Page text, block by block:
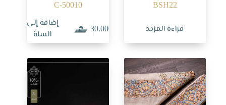
BSH22
قراءة المزيد
C-50010
30.000
إضافة إلى
السلة